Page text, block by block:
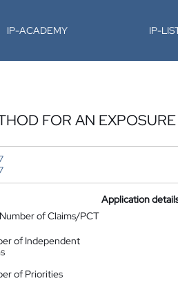
IP-ACADEMY IP-
FOR AN
Application
of Claims/PCT
of Independent
of Priorities